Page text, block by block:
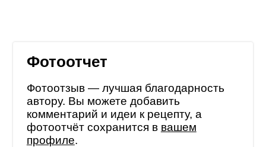
Фотоотчет
Фотоотзыв — лучшая благодарность
автору. Вы можете добавить
комментарий и идеи к рецепту, а
фотоотчёт сохранится в вашем
профиле.